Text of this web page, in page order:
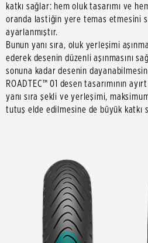
katkı sağlar: hem oluk tasarımı ve
oranda lastiğin yere temas etmesini
ayarlanmıştır.
Bunun yanı sıra, oluk yerleşimi
ederek desenin düzenli aşınmasını
sonuna kadar desenin
ROADTEC™ 01 desen tasarımının
yanı sıra şekli ve yerleşimi,
tutuş elde edilmesine de büyük katkı